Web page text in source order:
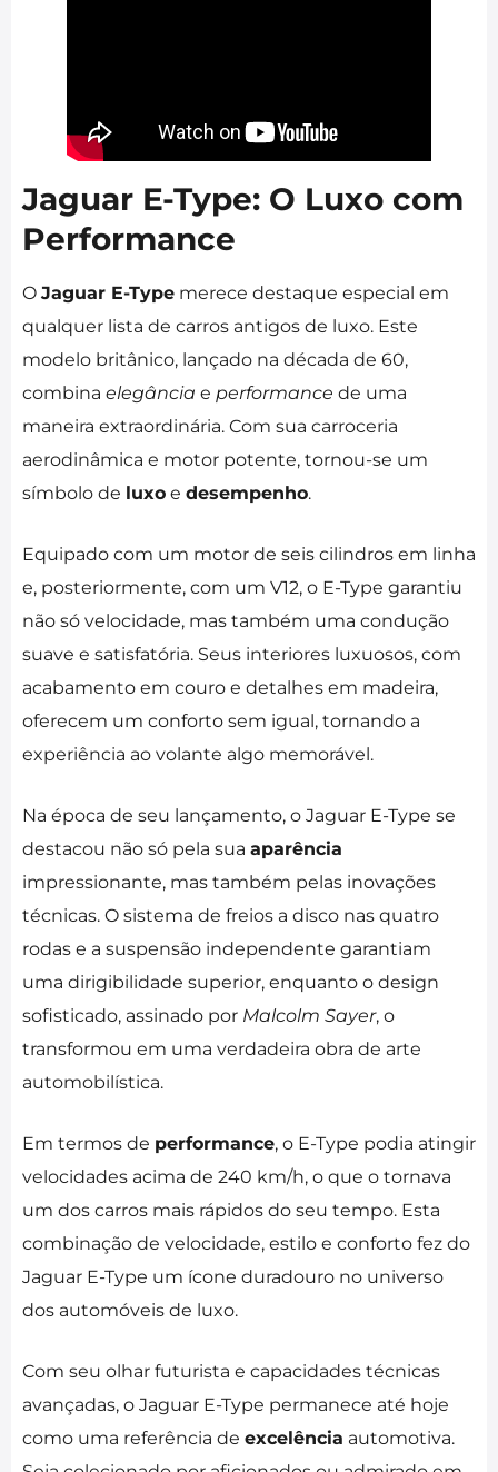
Jaguar E-Type: O Luxo com
Performance
O Jaguar E-Type merece destaque especial em
qualquer lista de carros antigos de luxo. Este
modelo britânico, lançado na década de 60,
combina elegância e performance de uma
maneira extraordinária. Com sua carroceria
aerodinâmica e motor potente, tornou-se um
símbolo de luxo e desempenho.
Equipado com um motor de seis cilindros em linha
e, posteriormente, com um V12, o E-Type garantiu
não só velocidade, mas também uma condução
suave e satisfatória. Seus interiores luxuosos, com
acabamento em couro e detalhes em madeira,
oferecem um conforto sem igual, tornando a
experiência ao volante algo memorável.
Na época de seu lançamento, o Jaguar E-Type se
destacou não só pela sua aparência
impressionante, mas também pelas inovações
técnicas. O sistema de freios a disco nas quatro
rodas e a suspensão independente garantiam
uma dirigibilidade superior, enquanto o design
sofisticado, assinado por Malcolm Sayer, o
transformou em uma verdadeira obra de arte
automobilística.
Em termos de performance, o E-Type podia atingir
velocidades acima de 240 km/h, o que o tornava
um dos carros mais rápidos do seu tempo. Esta
combinação de velocidade, estilo e conforto fez do
Jaguar E-Type um ícone duradouro no universo
dos automóveis de luxo.
Com seu olhar futurista e capacidades técnicas
avançadas, o Jaguar E-Type permanece até hoje
como uma referência de excelência automotiva.